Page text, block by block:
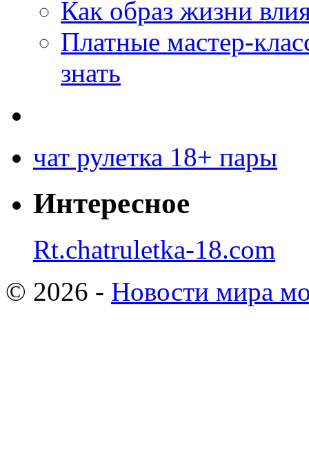
Как образ жизни
Платные мастер-
знать
чат рулетка 18+ пары
Интересное
Rt.chatruletka-18.com
© 2026 - Новости мира